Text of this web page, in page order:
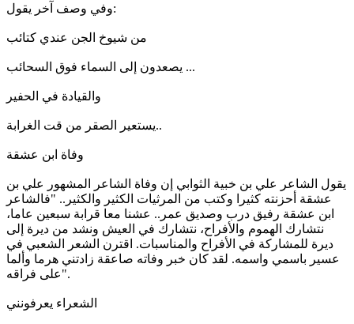
وفي وصف آخر يقول:
من شيوخ الجن عندي كتائب
يصعدون إلى السماء فوق السحائب ...
والقيادة في الحفير
يستعير الصقر من قت الغرابة..
وفاة ابن عشقة
يقول الشاعر علي بن خبية الثوابي إن وفاة الشاعر المشهور علي بن
عشقة أحزنته كثيرا وكتب من المرثيات الكثير والكثير.. "فالشاعر
ابن عشقة رفيق درب وصديق عمر.. عشنا معا قرابة سبعين عاما،
نتشارك الهموم والأفراح، نتشارك في العيش ونشد من ديرة إلى
ديرة للمشاركة في الأفراح والمناسبات. اقترن الشعر الشعبي في
عسير باسمي واسمه. لقد كان خبر وفاته صاعقة زادتني هرما وألما
على فراقه".
الشعراء يعرفونني